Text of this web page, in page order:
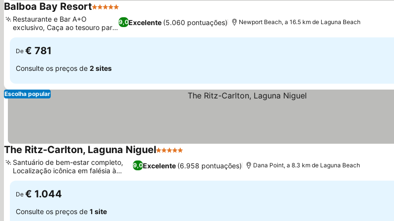
Balboa Bay Resort5 Estrelas
9,0Excelente (5.060 pontuações)
Restaurante e Bar A+O
exclusivo, Caça ao tesouro para
a família
Newport Beach, a 16.5 km de Laguna Beach
De € 781
Consulte os preços de 2 sites
Escolha popular
The Ritz-Carlton, Laguna Niguel5 Estrelas
9,0Excelente (6.958 pontuações)
Santuário de bem-estar completo,
Localização icônica em falésia à
beira-mar
Dana Point, a 8.3 km de Laguna Beach
De € 1.044
Consulte os preços de 1 site